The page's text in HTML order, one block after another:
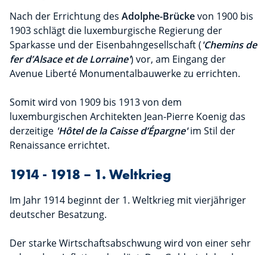
Nach der Errichtung des Adolphe-Brückevon 1900 bis
1903 schlägt die luxemburgische Regierung der
Sparkasse und der Eisenbahngesellschaft ('Chemins de
fer d’Alsace et de Lorraine') vor, am Eingang der
Avenue Liberté Monumentalbauwerke zu errichten.
Somit wird von 1909 bis 1913 von dem
luxemburgischen Architekten Jean-Pierre Koenig das
derzeitige 'Hôtel de la Caisse d’Épargne'im Stil der
Renaissance errichtet.
1914 - 1918 – 1. Weltkrieg
Im Jahr 1914 beginnt der 1. Weltkrieg mit vierjähriger
deutscher Besatzung.
Der starke Wirtschaftsabschwung wird von einer sehr